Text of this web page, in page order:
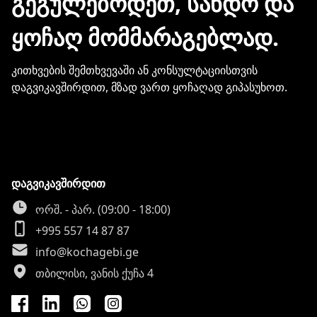
ინფორმაციის გაზიარება.
ᲧᲝᲩᲐᲦ ᲛᲝᲛᲛᲐᲠᲐᲒᲔᲑᲚᲐᲓ.
კითხვების შემთხვევაში ან კონსულტაციისთვის
დაგვიკავშირდით, მზად ვართ ყოჩაღად გიპასუხოთ.
დაგვიკავშირდით
ორშ. - პარ. (09:00 - 18:00)
+995 557 14 87 87
info@kochagebi.ge
თბილისი, ვანის ქუჩა 4